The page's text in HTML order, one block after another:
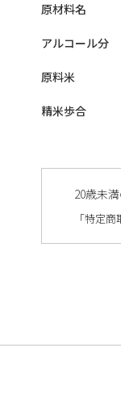
原材料名
アルコール分
原料米
精米歩合
20歳未
「特定